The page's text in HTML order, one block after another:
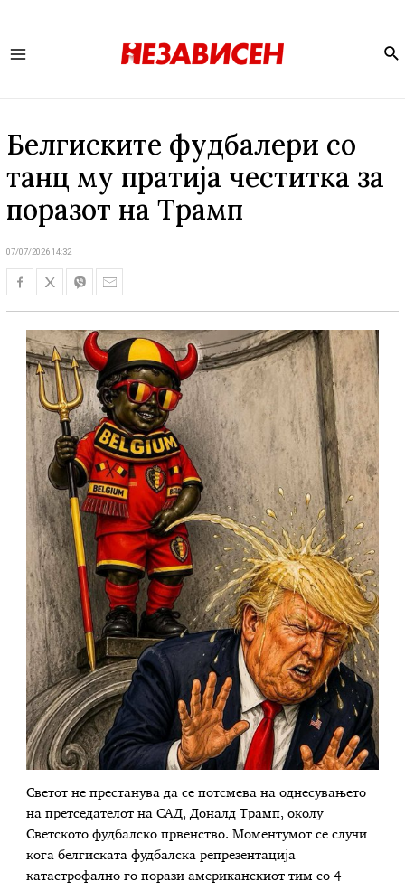
Белгиските фудбалери со
танц му пратија честитка за
поразот на Трамп
07/07/2026 14:32
Светот не престанува да се потсмева на однесувањето
на претседателот на САД, Доналд Трамп, околу
Светското фудбалско првенство. Моментумот се случи
кога белгиската фудбалска репрезентација
катастрофално го порази американскиот тим со 4